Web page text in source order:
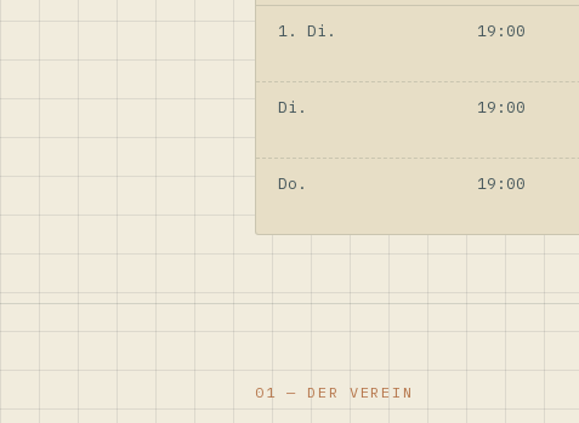
1. Di. 19:00
Di. 19:00
Do. 19:00
01 — DER VEREIN